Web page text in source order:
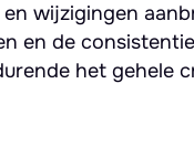
wijzigingen
en de
het gehele